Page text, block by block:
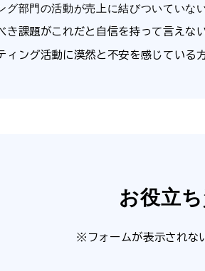
グ部門の活動が売上に結びついていな
き課題がこれだと自信を持って言えな
ィング活動に漠然と不安を感じている
お役立
※フォームが表示されな